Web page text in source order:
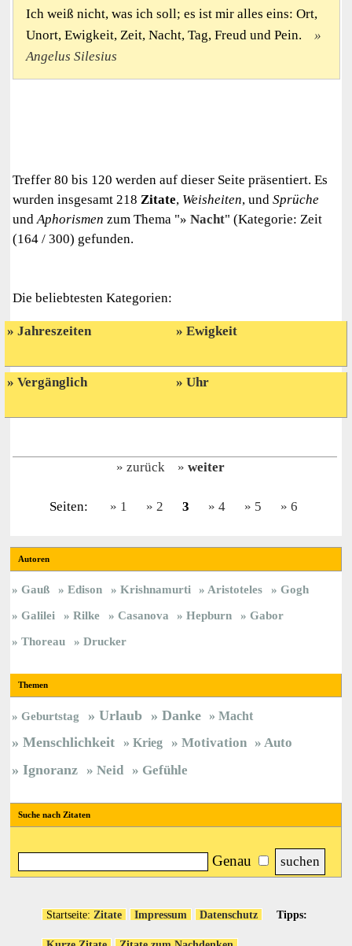
Ich weiß nicht, was ich soll; es ist mir alles eins: Ort,
Unort, Ewigkeit, Zeit, Nacht, Tag, Freud und Pein.
Angelus Silesius
Treffer 80 bis 120 werden auf dieser Seite präsentiert. Es
wurden insgesamt 218Zitate, Weisheiten, undSprüche
undAphorismen zum Thema " Nacht" (Kategorie: Zeit
(164 / 300) gefunden.
Die beliebtesten Kategorien:
Jahreszeiten
Vergänglich
Ewigkeit
Uhr
zurück weiter
Seiten: 1 2 3 4 5 6
Autoren
Gauß Edison Krishnamurti Aristoteles
Gogh
Galilei
Rilke Casanova Hepburn
Gabor
Thoreau
Drucker
Themen
Geburtstag Urlaub Danke Macht
Menschlichkeit Krieg Motivation Auto
Ignoranz Neid Gefühle
Suche nach Zitaten
Genau
Startseite: Zitate Impressum Datenschutz Tipps: